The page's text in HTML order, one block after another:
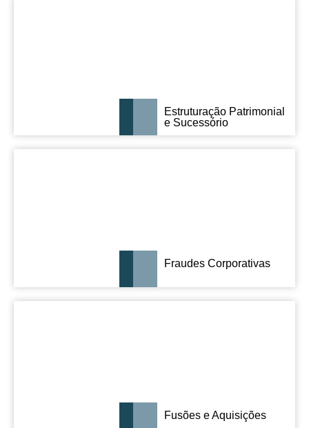
Estruturação Patrimonial
e Sucessório
Fraudes Corporativas
Fusões e Aquisições